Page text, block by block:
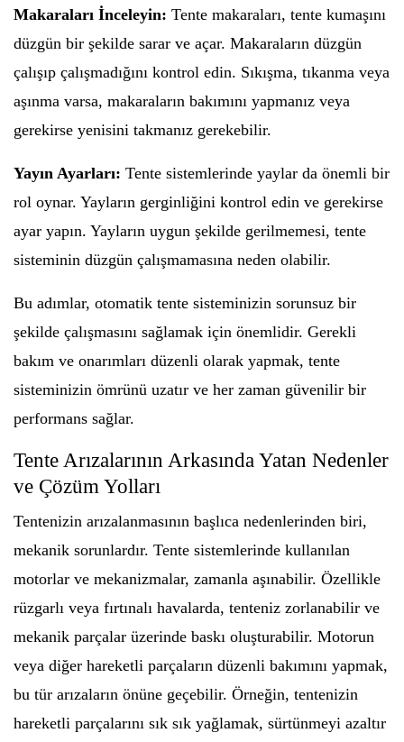
Makaraları İnceleyin: Tente makaraları, tente kumaşını
düzgün bir şekilde sarar ve açar. Makaraların düzgün
çalışıp çalışmadığını kontrol edin. Sıkışma, tıkanma veya
aşınma varsa, makaraların bakımını yapmanız veya
gerekirse yenisini takmanız gerekebilir.
Yayın Ayarları: Tente sistemlerinde yaylar da önemli bir
rol oynar. Yayların gerginliğini kontrol edin ve gerekirse
ayar yapın. Yayların uygun şekilde gerilmemesi, tente
sisteminin düzgün çalışmamasına neden olabilir.
Bu adımlar, otomatik tente sisteminizin sorunsuz bir
şekilde çalışmasını sağlamak için önemlidir. Gerekli
bakım ve onarımları düzenli olarak yapmak, tente
sisteminizin ömrünü uzatır ve her zaman güvenilir bir
performans sağlar.
Tente Arızalarının Arkasında Yatan Nedenler
ve Çözüm Yolları
Tentenizin arızalanmasının başlıca nedenlerinden biri,
mekanik sorunlardır. Tente sistemlerinde kullanılan
motorlar ve mekanizmalar, zamanla aşınabilir. Özellikle
rüzgarlı veya fırtınalı havalarda, tenteniz zorlanabilir ve
mekanik parçalar üzerinde baskı oluşturabilir. Motorun
veya diğer hareketli parçaların düzenli bakımını yapmak,
bu tür arızaların önüne geçebilir. Örneğin, tentenizin
hareketli parçalarını sık sık yağlamak, sürtünmeyi azaltır